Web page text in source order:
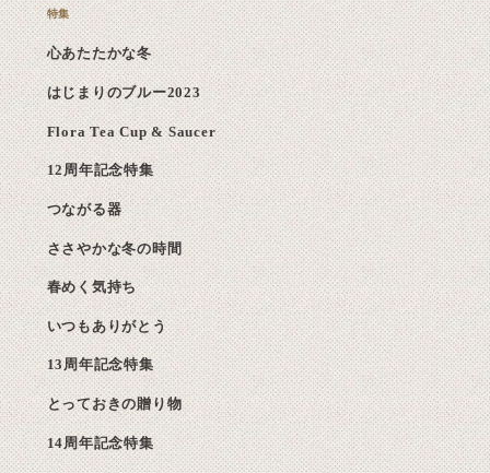
心あたたかな冬
はじまりのブルー2023
Flora Tea Cup & Saucer
12周年記念特集
つながる器
ささやかな冬の時間
春めく気持ち
いつもありがとう
13周年記念特集
とっておきの贈り物
14周年記念特集